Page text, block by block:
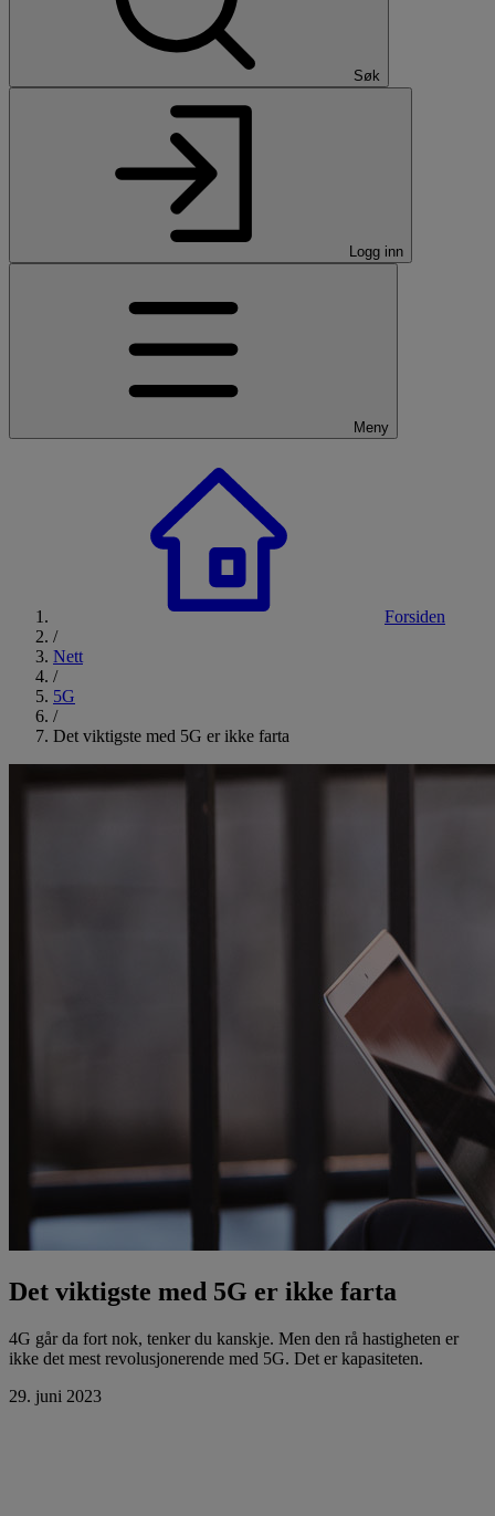
Søk
Logg inn
Meny
Forsiden
/
Nett
/
5G
/
Det viktigste med 5G er ikke farta
Det viktigste med 5G er ikke farta
4G går da fort nok, tenker du kanskje. Men den rå hastigheten er
ikke det mest revolusjonerende med 5G. Det er kapasiteten.
29. juni 2023